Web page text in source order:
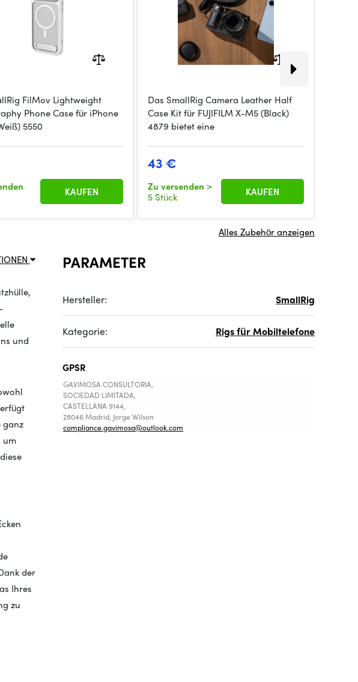
FilMov Lightweight
Phone Case für iPhone
5550
KAUFEN
Das SmallRig Camera Leather Half
Case Kit für FUJIFILM X-M5 (Black)
4879 bietet eine
43 €
Zu versenden >
5 Stück
KAUFEN
Alles Zubehör anzeigen
und
ganz
um
der
Ihres
zu
PARAMETER
Hersteller: SmallRig
Kategorie: Rigs für Mobiltelefone
GPSR
GAVIMOSA CONSULTORIA,
SOCIEDAD LIMITADA,
CASTELLANA 9144,
28046 Madrid, Jorge Wilson
compliance.gavimosa@outlook.com